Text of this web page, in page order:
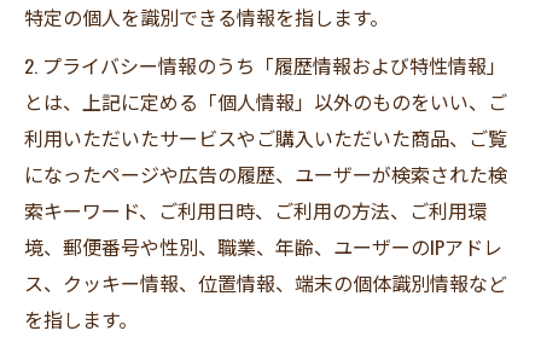
特定の個人を識別できる情報を指します。
2. プライバシー情報のうち「履歴情報および特性情報」
とは、上記に定める「個人情報」以外のものをいい、ご
利用いただいたサービスやご購入いただいた商品、ご覧
になったページや広告の履歴、ユーザーが検索された検
索キーワード、ご利用日時、ご利用の方法、ご利用環
境、郵便番号や性別、職業、年齢、ユーザーのIPアドレ
ス、クッキー情報、位置情報、端末の個体識別情報など
を指します。